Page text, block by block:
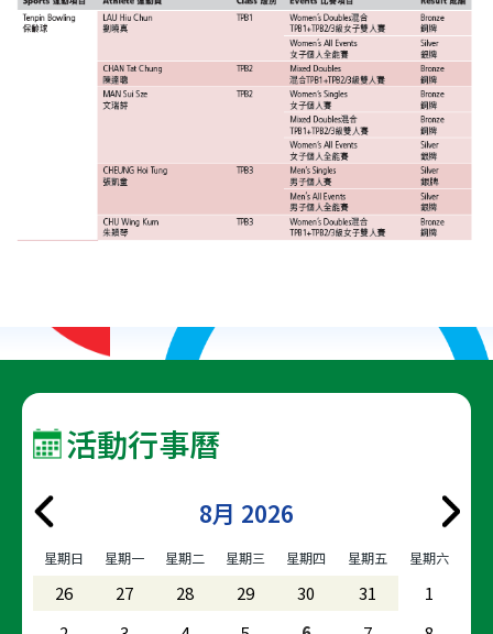
活動行事曆
8月 2026
星期日 星期一 星期二 星期三 星期四 星期五 星期六
26 27 28 29 30 31
1